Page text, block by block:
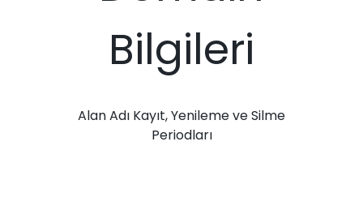
Bilgileri
Alan Adı Kayıt, Yenileme ve Silme
Periodları